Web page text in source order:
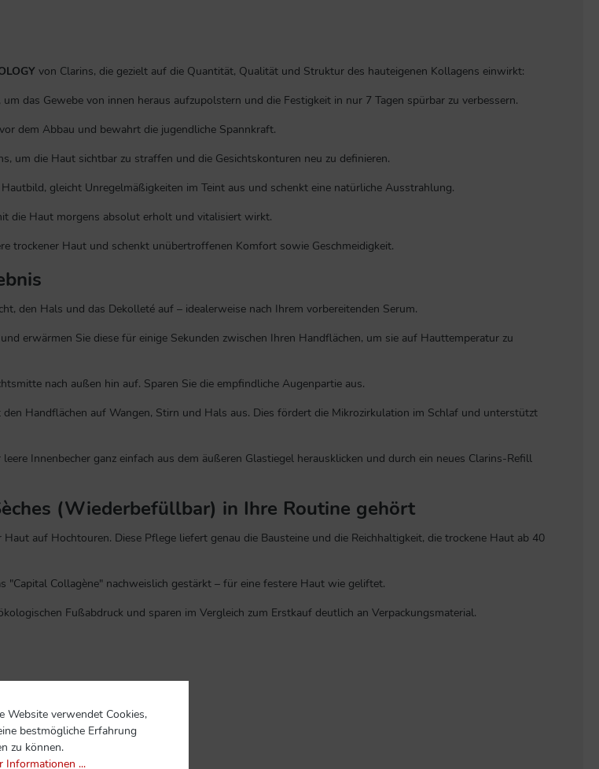
von Clarins, die gezielt auf die Quantität, Qualität und Struktur des hauteigenen Kollagens einwirkt:
das Gewebe von innen heraus aufzupolstern und die Festigkeit in nur 7 Tagen spürbar zu verbessern.
dem Abbau und bewahrt die jugendliche Spannkraft.
um die Haut sichtbar zu straffen und die Gesichtskonturen neu zu definieren.
gleicht Unregelmäßigkeiten im Teint aus und schenkt eine natürliche Ausstrahlung.
die Haut morgens absolut erholt und vitalisiert wirkt.
trockener Haut und schenkt unübertroffenen Komfort sowie Geschmeidigkeit.
den Hals und das Dekolleté auf – idealerweise nach Ihrem vorbereitenden Serum.
erwärmen Sie diese für einige Sekunden zwischen Ihren Handflächen, um sie auf Hauttemperatur zu
nach außen hin auf. Sparen Sie die empfindliche Augenpartie aus.
Handflächen auf Wangen, Stirn und Hals aus. Dies fördert die Mikrozirkulation im Schlaf und unterstützt
Innenbecher ganz einfach aus dem äußeren Glastiegel herausklicken und durch ein neues Clarins-Refill
(Wiederbefüllbar) in Ihre Routine gehört
auf Hochtouren. Diese Pflege liefert genau die Bausteine und die Reichhaltigkeit, die trockene Haut ab 40
"Capital Collagène" nachweislich gestärkt – für eine festere Haut wie geliftet.
Fußabdruck und sparen im Vergleich zum Erstkauf deutlich an Verpackungsmaterial.
Website verwendet Cookies,
bestmögliche Erfahrung
zu können.
Informationen ...